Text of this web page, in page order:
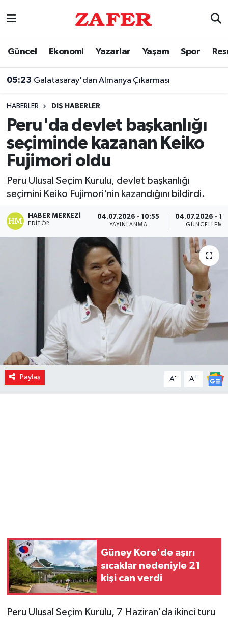
Güncel Ekonomi Yazarlar Yaşam Spor
05:23 Galatasaray'dan Almanya Çıkarması
HABERLER DIŞ HABERLER
Peru'da devlet başkanlığı
seçiminde kazanan Keiko
Fujimori oldu
Peru Ulusal Seçim Kurulu, devlet başkanlığı
seçimini Keiko Fujimori'nin kazandığını bildirdi.
HABER MERKEZI
EDITÖR
04.07.2026 - 10:55
YAYINLANMA
04.07.2026 -
GÜNCELLEME
Paylaş A- A+
Güney Kore'de aşırı
sıcaklar nedeniyle 21
kişi can verdi
Peru Ulusal Seçim Kurulu, 7 Haziran'da ikinci turu
Nöbetçi Eczaneler
Trafik Durumu
Süper Lig Puan Durumu ve Fikstür
Tüm Manşetler
Son Dakika Haberleri
Haber Arşivi